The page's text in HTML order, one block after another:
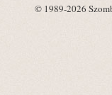
© 1989-2026